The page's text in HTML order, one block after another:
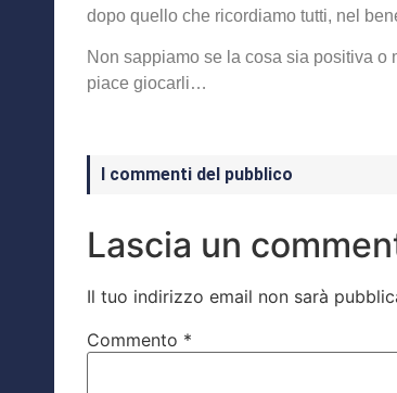
dopo quello che ricordiamo tutti, nel
Non sappiamo se la cosa sia positiva
piace giocarli…
I commenti del pubblico
Lascia un
Il tuo indirizzo email non sarà
Commento *